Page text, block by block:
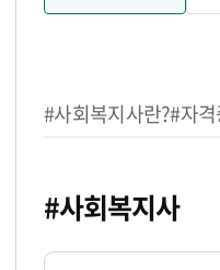
#사회복지사란?#자
#사회복지사